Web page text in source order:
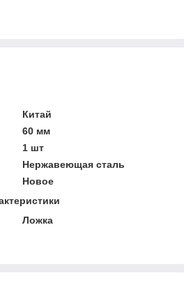
Китай
60 мм
1 шт
Нержавеющая сталь
Новое
Ложка